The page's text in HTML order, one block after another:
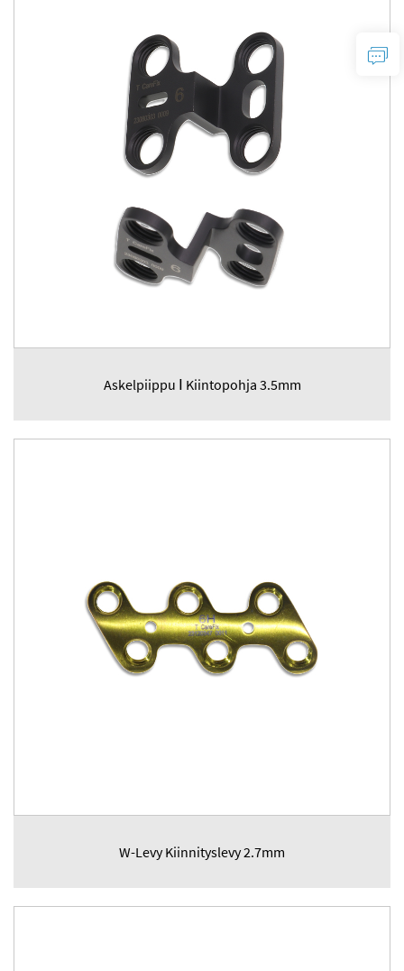
Askelpiippu Ⅰ Kiintopohja 3.5mm
W-Levy Kiinnityslevy 2.7mm